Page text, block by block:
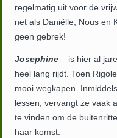
regelmatig uit voor de
net als Daniëlle, Nous en
geen gebrek!
Josephine– is hier al
heel lang rijdt. Toen
mooi wegkapen.
lessen, vervangt ze vaak
te vinden om de
haar komst.